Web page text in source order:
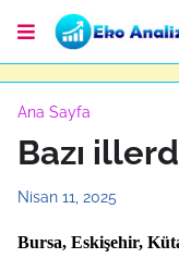
Ana Sayfa
Bazı
Nisan 11, 2025
Bursa, Eskişehir,